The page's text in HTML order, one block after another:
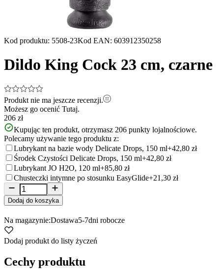
Kod produktu: 5508-23Kod EAN: 603912350258
Dildo King Cock 23 cm, czarne
Produkt nie ma jeszcze recenzji.
Możesz go ocenić Tutaj.
206 zł
Kupując ten produkt, otrzymasz 206 punkty lojalnościowe.
Polecamy używanie tego produktu z:
Lubrykant na bazie wody Delicate Drops, 150 ml+42,80 zł
Środek Czystości Delicate Drops, 150 ml+42,80 zł
Lubrykant JO H2O, 120 ml+85,80 zł
Chusteczki intymne po stosunku EasyGlide+21,30 zł
Dodaj do koszyka
Na magazynie:Dostawa5-7dni robocze
Dodaj produkt do listy życzeń
Cechy produktu